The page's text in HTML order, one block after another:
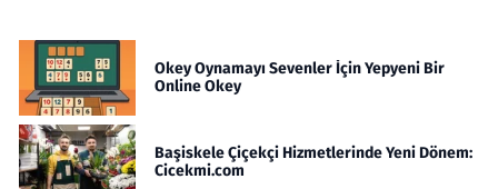
Okey Oynamayı Sevenler İçin Yepyeni Bir
Online Okey
Başiskele Çiçekçi Hizmetlerinde Yeni Dönem:
Cicekmi.com